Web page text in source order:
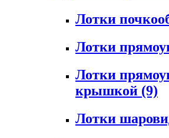
Лотки
Лотки
Лотки
крышкой (9)
Лотки